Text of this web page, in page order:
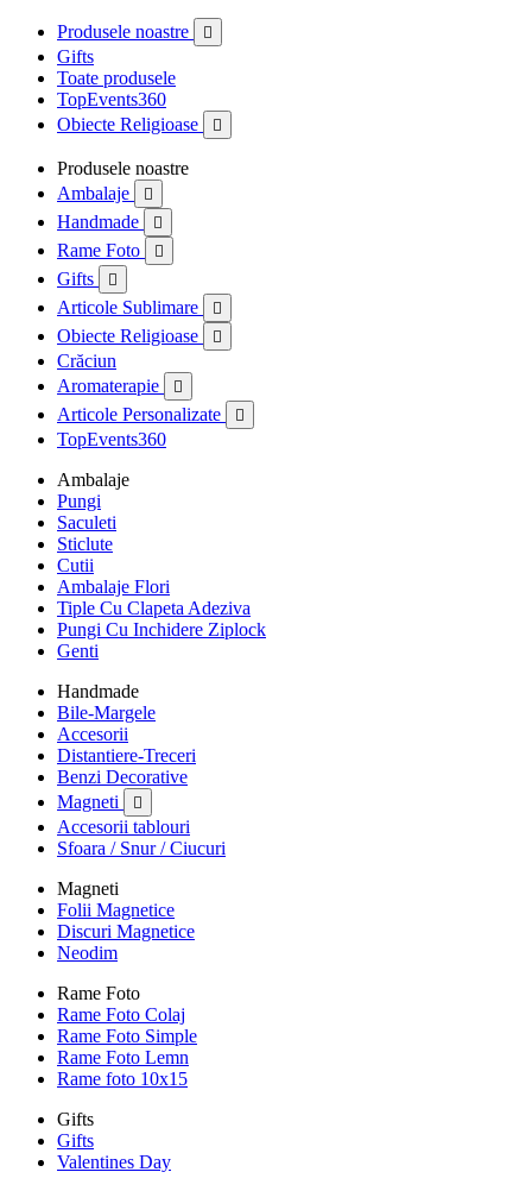
Produsele noastre 
Gifts
Toate produsele
TopEvents360
Obiecte Religioase

Produsele noastre
Ambalaje

Handmade 
Rame Foto 
Gifts 
Articole Sublimare 
Obiecte Religioase 
Crăciun
Aromaterapie

Articole Personalizate 
TopEvents360
Ambalaje
Pungi
Saculeti
Sticlute
Cutii
Ambalaje Flori
Tiple Cu Clapeta Adeziva
Pungi Cu Inchidere Ziplock
Genti
Handmade
Bile-Margele
Accesorii
Distantiere-Treceri
Benzi Decorative
Magneti

Accesorii tablouri
Sfoara / Snur / Ciucuri
Magneti
Folii Magnetice
Discuri Magnetice
Neodim
Rame Foto
Rame Foto Colaj
Rame Foto Simple
Rame Foto Lemn
Rame foto 10x15
Gifts
Gifts
Valentines Day